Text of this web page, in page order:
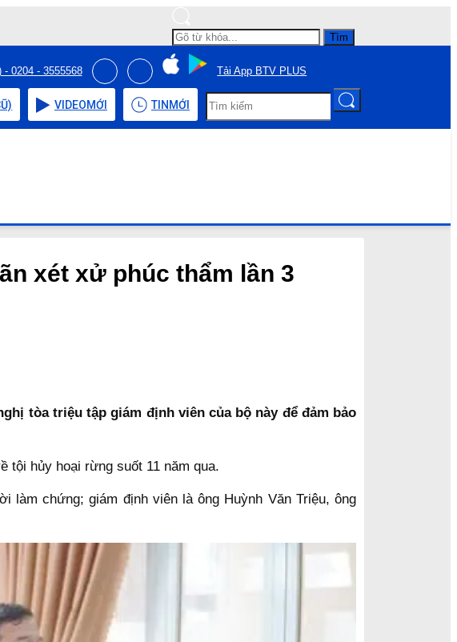
Tìm
- 0204 - 3555568 Tải App BTV PLUS
VIDEOMỚI TIN MỚI
xét xử phúc thẩm lần 3
tòa triệu tập giám định viên của bộ này để đảm bảo
tội hủy hoại rừng suốt 11 năm qua.
làm chứng; giám định viên là ông Huỳnh Văn Triệu, ông